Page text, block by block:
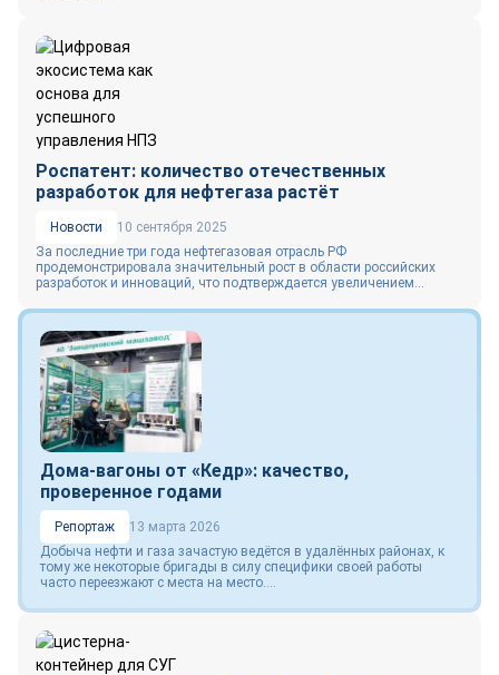
Роспатент: количество отечественных
разработок для нефтегаза растёт
Новости
10 сентября 2025
За последние три года нефтегазовая отрасль РФ
продемонстрировала значительный рост в области российских
разработок и инноваций, что подтверждается увеличением...
Дома-вагоны от «Кедр»: качество,
проверенное годами
Репортаж
13 марта 2026
Добыча нефти и газа зачастую ведётся в удалённых районах, к
тому же некоторые бригады в силу специфики своей работы
часто переезжают с места на место....